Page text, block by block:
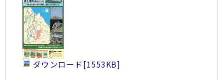
ダウンロード[1553KB]